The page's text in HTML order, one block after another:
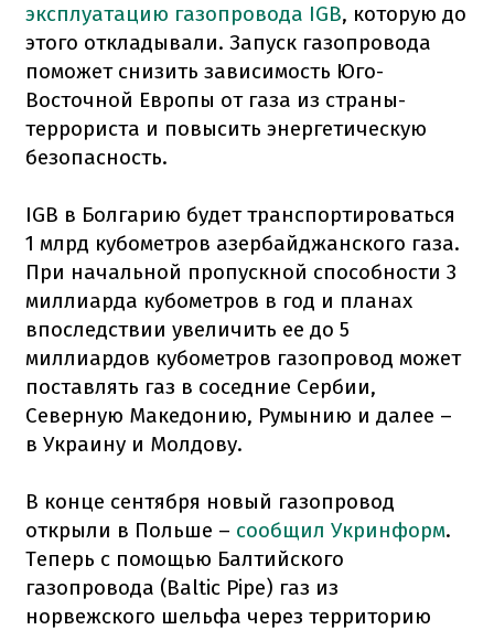
эксплуатацию газопровода IGB, которую до
этого откладывали. Запуск газопровода
поможет снизить зависимость Юго-
Восточной Европы от газа из страны-
террориста и повысить энергетическую
безопасность.
IGB в Болгарию будет транспортироваться
1 млрд кубометров азербайджанского газа.
При начальной пропускной способности 3
миллиарда кубометров в год и планах
впоследствии увеличить ее до 5
миллиардов кубометров газопровод может
поставлять газ в соседние Сербии,
Северную Македонию, Румынию и далее –
в Украину и Молдову.
В конце сентября новый газопровод
открыли в Польше – сообщил Укринформ.
Теперь с помощью Балтийского
газопровода (Baltic Pipe) газ из
норвежского шельфа через территорию